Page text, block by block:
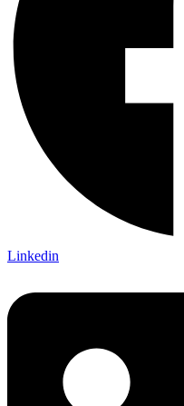
Linkedin